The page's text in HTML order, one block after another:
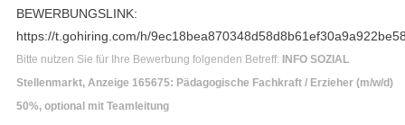
BEWERBUNGSLINK:
https://t.gohiring.com/h/
Bitte nutzen Sie für Ihre Bewerbung folgenden Betreff:
INFO SOZIAL
Stellenmarkt, Anzeige 165675: Pädagogische Fachkraft / Erzieher (m/w/d)
50%, optional mit Teamleitung